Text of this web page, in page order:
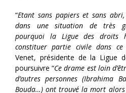
“Etant sans papiers et sans
dans une situation de très
pourquoi la Ligue des droits
constituer partie civile dans
Venet, présidente de la Ligue
poursuivre “Ce drame est loin
d’autres personnes (Ibrahima
Bouda…) ont trouvé la mort alors